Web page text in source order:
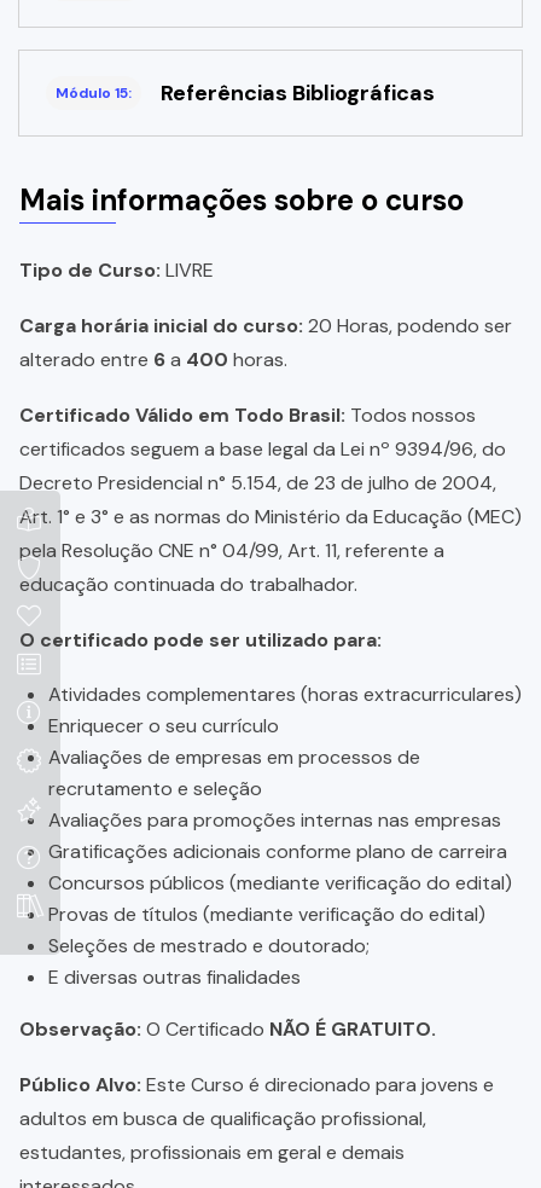
Módulo 15: Referências Bibliográficas
Mais informações sobre o curso
Tipo de Curso: LIVRE
Carga horária inicial do curso: 20 Horas, podendo ser
alterado entre 6a 400 horas.
Certificado Válido em Todo Brasil: Todos nossos
certificados seguem a base legal da Lei nº 9394/96, do
Decreto Presidencial n° 5.154, de 23 de julho de 2004,
Art. 1° e 3° e as normas do Ministério da Educação (MEC)
pela Resolução CNE n° 04/99, Art. 11, referente a
educação continuada do trabalhador.
O certificado pode ser utilizado para:
Atividades complementares (horas extracurriculares)
Enriquecer o seu currículo
Avaliações de empresas em processos de
recrutamento e seleção
Avaliações para promoções internas nas empresas
Gratificações adicionais conforme plano de carreira
Concursos públicos (mediante verificação do edital)
Provas de títulos (mediante verificação do edital)
Seleções de mestrado e doutorado;
E diversas outras finalidades
Observação: O Certificado NÃO É GRATUITO.
Público Alvo: Este Curso é direcionado para jovens e
adultos em busca de qualificação profissional,
estudantes, profissionais em geral e demais